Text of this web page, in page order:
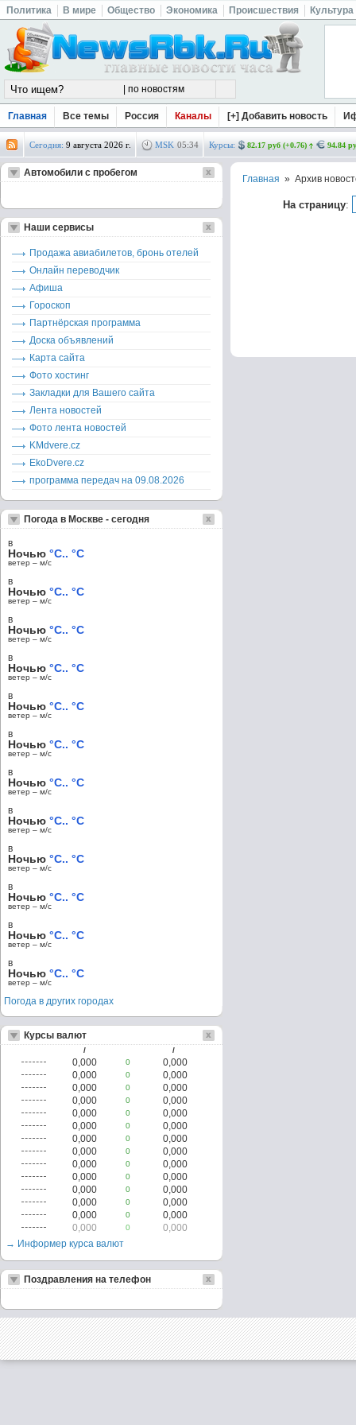
Политика В мире Общество Экономика Происшествия Культура
Главная Все темы Россия Каналы [+] Добавить новость
Сегодня: 9 августа 2026 г. MSK 05:34 Курсы: 82.17 руб (+0.76) 94.84
Главная » Архив
На страницу:
Автомобили с пробегом
Наши сервисы
Продажа авиабилетов, бронь отелей
Онлайн переводчик
Афиша
Гороскоп
Партнёрская программа
Доска объявлений
Карта сайта
Фото хостинг
Закладки для Вашего сайта
Лента новостей
Фото лента новостей
KMdvere.cz
EkoDvere.cz
программа передач на 09.08.2026
Погода в Москве - сегодня
в
Ночью °C.. °C
ветер – м/c
в
Ночью °C.. °C
ветер – м/c
в
Ночью °C.. °C
ветер – м/c
в
Ночью °C.. °C
ветер – м/c
в
Ночью °C.. °C
ветер – м/c
в
Ночью °C.. °C
ветер – м/c
в
Ночью °C.. °C
ветер – м/c
в
Ночью °C.. °C
ветер – м/c
в
Ночью °C.. °C
ветер – м/c
в
Ночью °C.. °C
ветер – м/c
в
Ночью °C.. °C
ветер – м/c
в
Ночью °C.. °C
ветер – м/c
Погода в других городах
Курсы валют
/ /
0,000 0
0,000
0,000
0
0,000
0,000
0
0,000
0,000
0
0,000
0,000
0
0,000
0,000
0
0,000
0,000
0
0,000
0,000
0
0,000
0,000
0
0,000
0,000
0
0,000
0,000
0
0,000
0,000
0
0,000
0,000
0
0,000
0,000
0
0,000
→ Информер курса валют
Поздравления на телефон